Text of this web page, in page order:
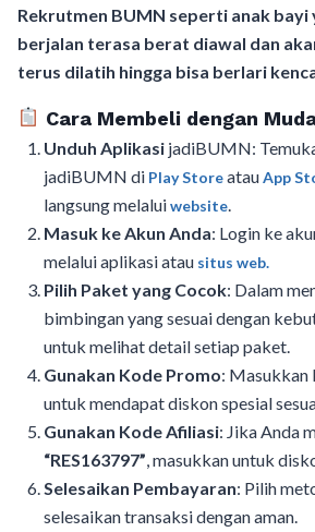
Rekrutmen BUMN seperti anak bayi
berjalan terasa berat diawal dan
terus dilatih hingga bisa berlari
Cara Membeli dengan
Unduh Aplikasi jadiBUMN:
jadiBUMN di Play StoreatauApp
langsung melaluiwebsite
Masuk ke Akun Anda: Login ke
melalui aplikasi atau situs web.
Pilih Paket yang Cocok: Dalam
bimbingan yang sesuai dengan
untuk melihat detail setiap paket.
Gunakan Kode Promo: Masukkan
untuk mendapat diskon spesial
Gunakan Kode Afiliasi: Jika Anda
“RES163797” , masukkan untuk
Selesaikan Pembayaran: Pilih
selesaikan transaksi dengan aman.